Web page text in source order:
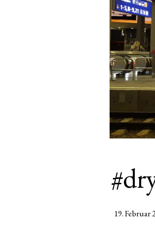
19. Februar